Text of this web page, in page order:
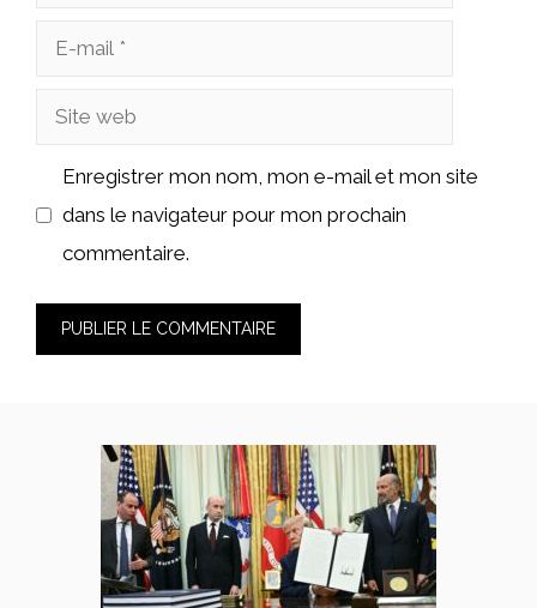
Site
Enregistrer mon nom, mon e-mail et mon site
dans le navigateur pour mon prochain
commentaire.